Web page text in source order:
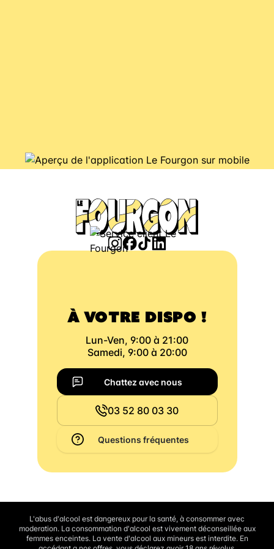
À VOTRE DISPO !
Lun-Ven, 9:00 à 21:00
Samedi, 9:00 à 20:00
Chattez avec nous
03 52 80 03 30
Questions fréquentes
L'abus d'alcool est dangereux pour la santé, à consommer avec
moderation. La consommation d'alcool est vivement déconseillée aux
femmes enceintes. La vente d'alcool aux mineurs est interdite. En